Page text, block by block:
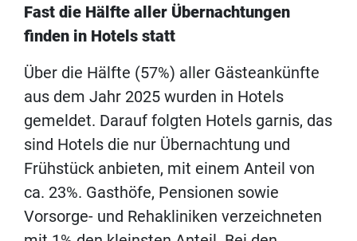
Fast die Hälfte aller Übernachtungen
finden in Hotels statt
Über die Hälfte (57%) aller Gästeankünfte
aus dem Jahr 2025 wurden in Hotels
gemeldet. Darauf folgten Hotels garnis, das
sind Hotels die nur Übernachtung und
Frühstück anbieten, mit einem Anteil von
ca. 23%. Gasthöfe, Pensionen sowie
Vorsorge- und Rehakliniken verzeichneten